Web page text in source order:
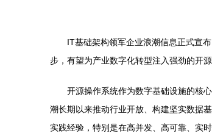
IT基础架构领军企业浪潮信息正式宣
步，有望为产业数字化转型注入强劲的开源
开源操作系统作为数字基础设施的核
潮长期以来推动行业开放、构建坚实数据
实践经验，特别是在高并发、高可靠、实